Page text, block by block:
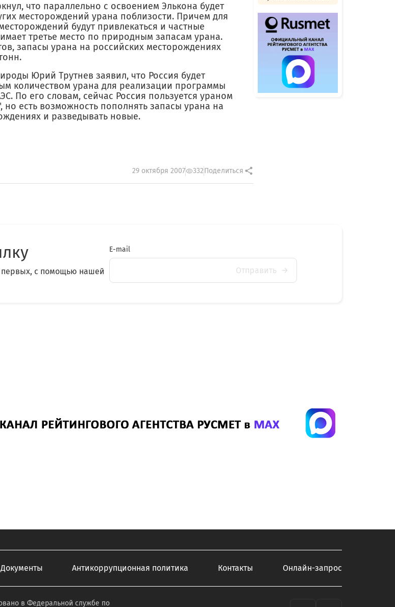
что параллельно с освоением Элькона будет
месторождений урана поблизости. Причем для
будут привлекаться и частные
третье место по природным запасам урана.
запасы урана на российских месторождениях
Юрий Трутнев заявил, что Россия будет
количеством урана для реализации программы
По его словам, сейчас Россия пользуется ураном
но есть возможность пополнять запасы урана на
и разведывать новые.
29 октября 2007 332Поделиться
первых, с помощью нашей
E-mail
Отправить
Документы Антикоррупционная политика Контакты Онлайн-запрос
в Федеральной службе по